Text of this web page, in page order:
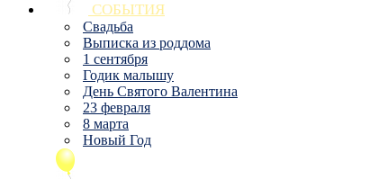
СОБЫТИЯ
Свадьба
Выписка из роддома
1 сентября
Годик малышу
День Святого Валентина
23 февраля
8 марта
Новый Год